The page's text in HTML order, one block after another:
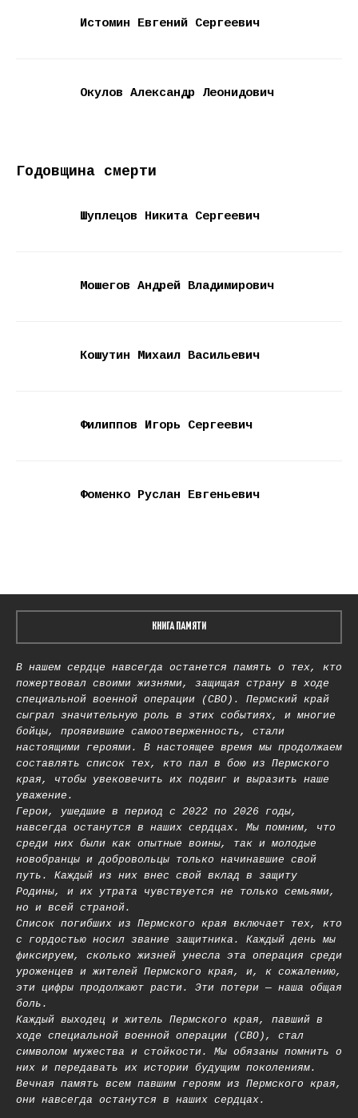
Истомин Евгений Сергеевич
Окулов Александр Леонидович
Годовщина смерти
Шуплецов Никита Сергеевич
Мошегов Андрей Владимирович
Кошутин Михаил Васильевич
Филиппов Игорь Сергеевич
Фоменко Руслан Евгеньевич
КНИГА ПАМЯТИ
В нашем сердце навсегда останется память о тех, кто
пожертвовал своими жизнями, защищая страну в ходе
специальной военной операции (СВО). Пермский край
сыграл значительную роль в этих событиях, и многие
бойцы, проявившие самоотверженность, стали
настоящими героями. В настоящее время мы продолжаем
составлять список тех, кто пал в бою из Пермского
края, чтобы увековечить их подвиг и выразить наше
уважение.
Герои, ушедшие в период с 2022 по 2026 годы,
навсегда останутся в наших сердцах. Мы помним, что
среди них были как опытные воины, так и молодые
новобранцы и добровольцы только начинавшие свой
путь. Каждый из них внес свой вклад в защиту
Родины, и их утрата чувствуется не только семьями,
но и всей страной.
Список погибших из Пермского края включает тех, кто
с гордостью носил звание защитника. Каждый день мы
фиксируем, сколько жизней унесла эта операция среди
уроженцев и жителей Пермского края, и, к сожалению,
эти цифры продолжают расти. Эти потери — наша общая
боль.
Каждый выходец и житель Пермского края, павший в
ходе специальной военной операции (СВО), стал
символом мужества и стойкости. Мы обязаны помнить о
них и передавать их истории будущим поколениям.
Вечная память всем павшим героям из Пермского края,
они навсегда останутся в наших сердцах.